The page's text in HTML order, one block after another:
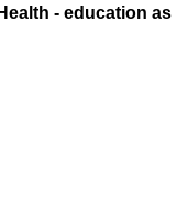
- education as